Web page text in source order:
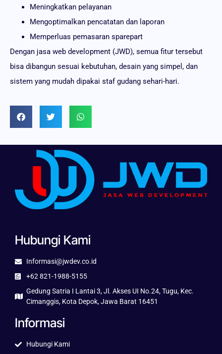
Meningkatkan pelayanan
Mengoptimalkan pencatatan dan laporan
Memperluas pemasaran sparepart
Dengan jasa web development (JWD), semua fitur tersebut
bisa dibangun sesuai kebutuhan, desain yang simpel, dan
sistem yang mudah dipakai staf gudang sehari-hari.
Hubungi Kami
Informasi@jwdev.co.id
+62 821-1988-5155
Gedung Satria I Lantai 3, Jl. Akses UI No.24, Tugu, Kec.
Cimanggis, Kota Depok, Jawa Barat 16451
Informasi
Hubungi Kami